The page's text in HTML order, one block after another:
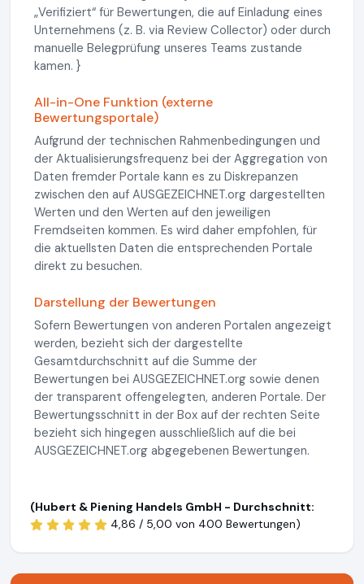
„Verifiziert“ für Bewertungen, die auf Einladung eines
Unternehmens (z. B. via Review Collector) oder durch
manuelle Belegprüfung unseres Teams zustande
kamen. }
All-in-One Funktion (externe
Bewertungsportale)
Aufgrund der technischen Rahmenbedingungen und
der Aktualisierungsfrequenz bei der Aggregation von
Daten fremder Portale kann es zu Diskrepanzen
zwischen den auf AUSGEZEICHNET.org dargestellten
Werten und den Werten auf den jeweiligen
Fremdseiten kommen. Es wird daher empfohlen, für
die aktuellsten Daten die entsprechenden Portale
direkt zu besuchen.
Darstellung der Bewertungen
Sofern Bewertungen von anderen Portalen angezeigt
werden, bezieht sich der dargestellte
Gesamtdurchschnitt auf die Summe der
Bewertungen bei AUSGEZEICHNET.org sowie denen
der transparent offengelegten, anderen Portale. Der
Bewertungsschnitt in der Box auf der rechten Seite
bezieht sich hingegen ausschließlich auf die bei
AUSGEZEICHNET.org abgegebenen Bewertungen.
(Hubert & Piening Handels GmbH - Durchschnitt:
4,86 / 5,00 von 400 Bewertungen)